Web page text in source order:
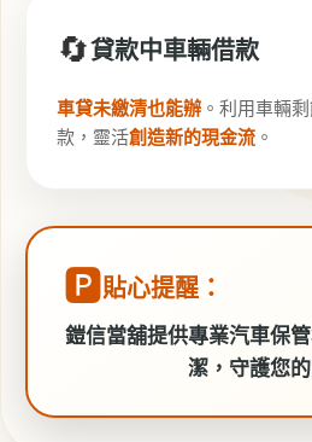
🔄貸款中車輛借款
車貸未繳清也能辦 。利用車輛
款，靈活創造新的現金流 。
🅿️貼心提醒：
鎧信當舖提供專業汽車保
潔，守護您